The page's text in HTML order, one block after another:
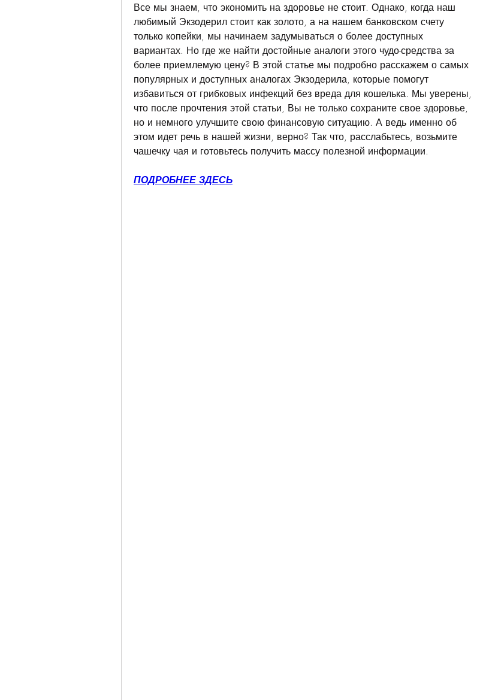
Все мы знаем, что экономить на здоровье не стоит. Однако, когда наш
любимый Экзодерил стоит как золото, а на нашем банковском счету
только копейки, мы начинаем задумываться о более доступных
вариантах. Но где же найти достойные аналоги этого чудо-средства за
более приемлемую цену? В этой статье мы подробно расскажем о самых
популярных и доступных аналогах Экзодерила, которые помогут
избавиться от грибковых инфекций без вреда для кошелька. Мы уверены,
что после прочтения этой статьи, Вы не только сохраните свое здоровье,
но и немного улучшите свою финансовую ситуацию. А ведь именно об
этом идет речь в нашей жизни, верно? Так что, расслабьтесь, возьмите
чашечку чая и готовьтесь получить массу полезной информации.
ПОДРОБНЕЕ ЗДЕСЬ